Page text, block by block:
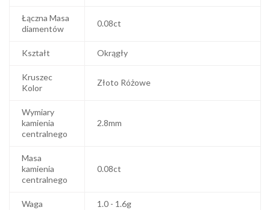
Łączna Masa
diamentów
0.08ct
Kształt Okrągły
Kruszec
Kolor
Złoto Różowe
Wymiary
kamienia
centralnego
2.8mm
Masa
kamienia
centralnego
0.08ct
Waga 1.0 - 1.6g